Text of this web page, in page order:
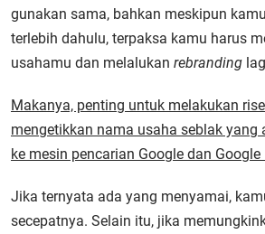
gunakan sama, bahkan meskipun
terlebih dahulu, terpaksa kamu harus
usahamu dan melalukan rebranding
Makanya, penting untuk melakukan
mengetikkan nama usaha seblak yang
ke mesin pencarian Google dan Google
Jika ternyata ada yang menyamai,
secepatnya. Selain itu, jika